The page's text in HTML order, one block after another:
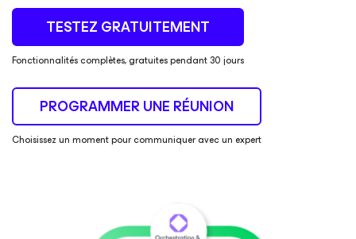
TESTEZ GRATUITEMENT
Fonctionnalités complètes, gratuites pendant 30 jours
PROGRAMMER UNE RÉUNION
Choisissez un moment pour communiquer avec un expert